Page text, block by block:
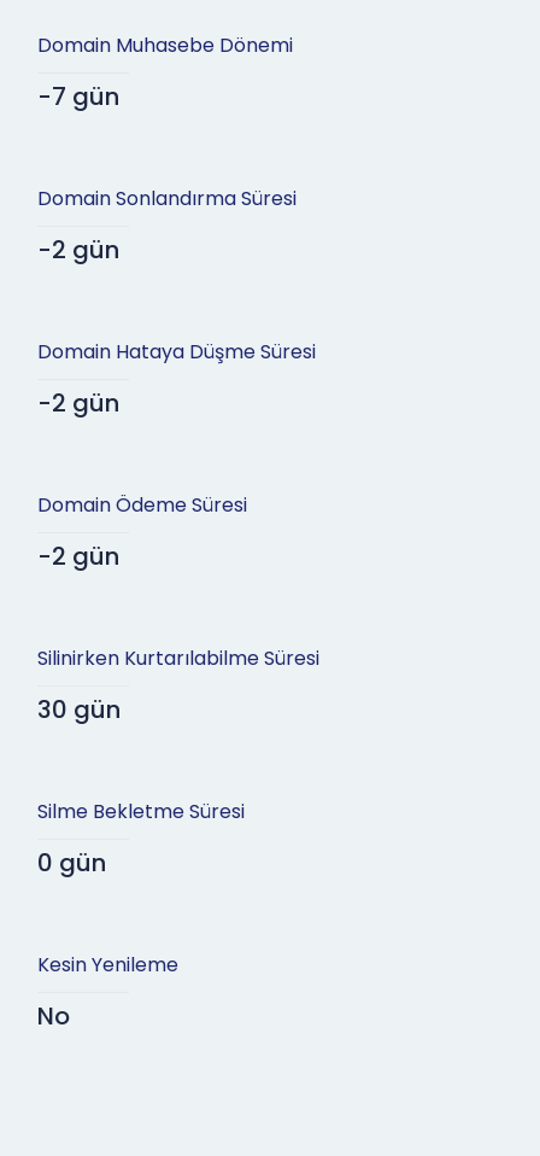
Domain Muhasebe Dönemi
-7 gün
Domain Sonlandırma Süresi
-2 gün
Domain Hataya Düşme Süresi
-2 gün
Domain Ödeme Süresi
-2 gün
Silinirken Kurtarılabilme Süresi
30 gün
Silme Bekletme Süresi
0 gün
Kesin Yenileme
No